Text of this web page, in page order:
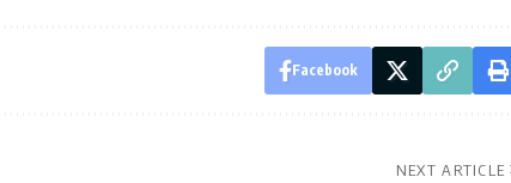
Facebook
NEXT ARTICLE